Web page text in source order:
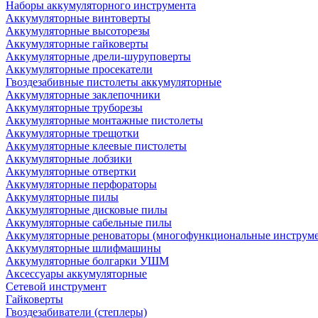
Наборы аккумуляторного инструмента
Аккумуляторные винтоверты
Аккумуляторные высоторезы
Аккумуляторные гайковерты
Аккумуляторные дрели-шуруповерты
Аккумуляторные просекатели
Гвоздезабивные пистолеты аккумуляторные
Аккумуляторные заклепочники
Аккумуляторные труборезы
Аккумуляторные монтажные пистолеты
Аккумуляторные трещотки
Аккумуляторные клеевые пистолеты
Аккумуляторные лобзики
Аккумуляторные отвертки
Аккумуляторные перфораторы
Аккумуляторные пилы
Аккумуляторные дисковые пилы
Аккумуляторные сабельные пилы
Аккумуляторные реноваторы (многофункциональные
Аккумуляторные шлифмашины
Аккумуляторные болгарки УШМ
Аксессуары аккумуляторные
Сетевой инструмент
Гайковерты
Гвоздезабиватели (степлеры)